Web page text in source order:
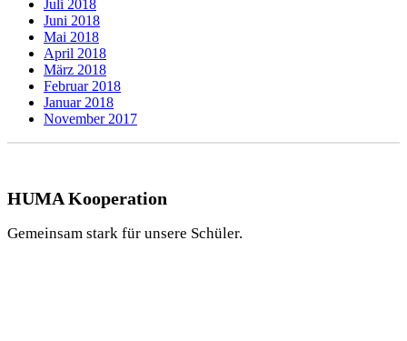
Juli 2018
Juni 2018
Mai 2018
April 2018
März 2018
Februar 2018
Januar 2018
November 2017
HUMA Kooperation
Gemeinsam stark für unsere Schüler.